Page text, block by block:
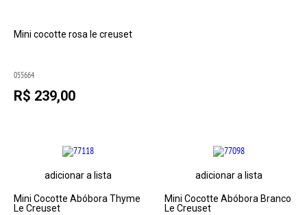
Mini cocotte rosa le creuset
055664
R$ 239,00
adicionar a lista
Mini Cocotte Abóbora Thyme
Le Creuset
adicionar a lista
Mini Cocotte Abóbora Branco
Le Creuset